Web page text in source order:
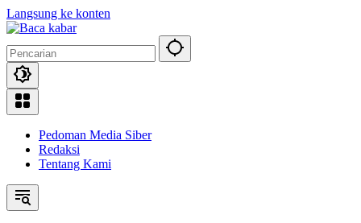
Langsung ke konten
Pedoman Media Siber
Redaksi
Tentang Kami